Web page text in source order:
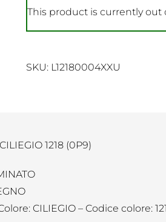
This product is currently out
SKU: L12180004XXU
1218 (0P9)
CILIEGIO – Codice colore: